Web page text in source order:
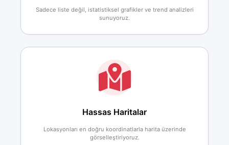
Sadece liste değil, istatistiksel grafikler ve trend analizleri
sunuyoruz.
Hassas Haritalar
Lokasyonları en doğru koordinatlarla harita üzerinde
görselleştiriyoruz.